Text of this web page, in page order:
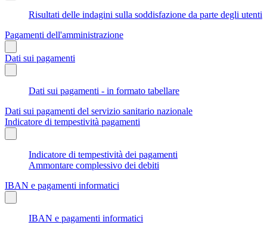
Risultati delle indagini sulla soddisfazione da parte degli utenti
Pagamenti dell'amministrazione
Dati sui pagamenti
Dati sui pagamenti - in formato tabellare
Dati sui pagamenti del servizio sanitario nazionale
Indicatore di tempestività pagamenti
Indicatore di tempestività dei pagamenti
Ammontare complessivo dei debiti
IBAN e pagamenti informatici
IBAN e pagamenti informatici